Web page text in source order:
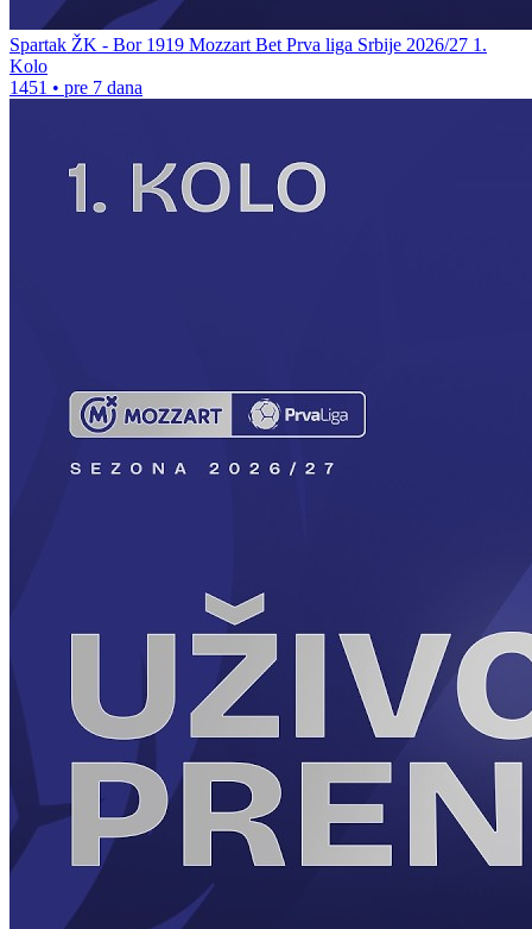
Spartak ŽK - Bor 1919 Mozzart Bet Prva liga Srbije 2026/27 1.
Kolo
1451 • pre 7 dana